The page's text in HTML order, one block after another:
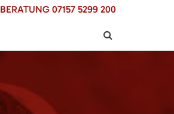
BERATUNG 07157 5299 200